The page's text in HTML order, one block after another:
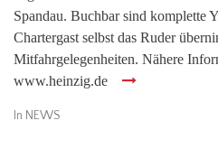
Spandau. Buchbar sind komplette
Chartergast selbst das Ruder
Mitfahrgelegenheiten. Nähere
www.heinzig.de
In NEWS